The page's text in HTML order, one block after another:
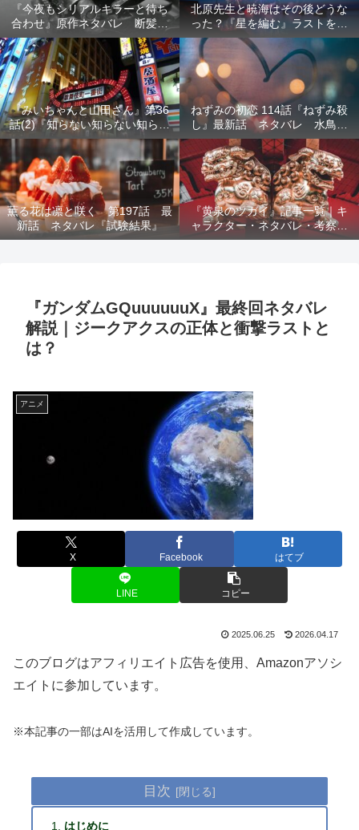
『今夜もシリアルキラーと待ち
合わせ』原作ネタバレ 断髪オ
ブジェ殺人事件 犯人の正体や
結末を解説
北原先生と暁海はその後どうな
った？『星を編む』ラストをネ
タバレ解説
『みいちゃんと山田さん』第36
話(2)『知らない知らない知らな
い』最新話 ネタバレ 犯人確
定 次回最終回
ねずみの初恋 114話『ねずみ殺
し』最新話 ネタバレ 水鳥死
亡 鯆を殺すか
薫る花は凛と咲く 第197話 最
新話 ネタバレ『試験結果』
『黄泉のツガイ』記事一覧｜キ
ャラクター・ネタバレ・考察・
死亡キャラまとめ【完全ガイ
『ガンダムGQuuuuuuX』最終回ネタバレ
解説｜ジークアクスの正体と衝撃ラストと
は？
アニメ
X Facebook はてブ
LINE コピー
2025.06.25 2026.04.17
このブログはアフィリエイト広告を使用、Amazonアソシ
エイトに参加しています。
※本記事の一部はAIを活用して作成しています。
目次
はじめに